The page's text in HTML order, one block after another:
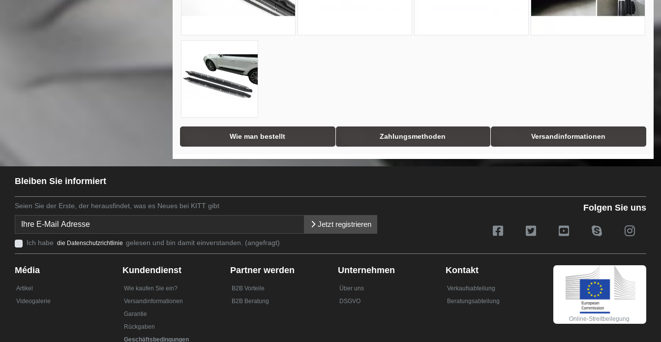
Wie man bestellt Zahlungsmethoden Versandinformationen
Bleiben Sie informiert
Seien Sie der Erste, der herausfindet, was es Neues bei KITT gibt
Jetzt registrieren
Ich habe die Datenschutzrichtlinie gelesen und bin damit einverstanden. (angefragt)
Folgen Sie uns
Média
Artikel
Videogalerie
Kundendienst
Wie kaufen Sie ein?
Versandinformationen
Garantie
Rückgaben
Geschäftsbedingungen
Partner werden
B2B Vorteile
B2B Beratung
Unternehmen
Über uns
DSGVO
Kontakt
Verkaufsabteilung
Beratungsabteilung
Online-Streitbeilegung